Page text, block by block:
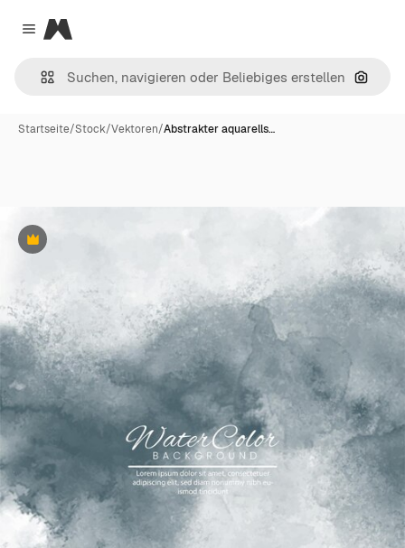
Close menu
Magnific
Nach
Startseite/Stock/Vektoren/Abstrakter aquarells…
Premium